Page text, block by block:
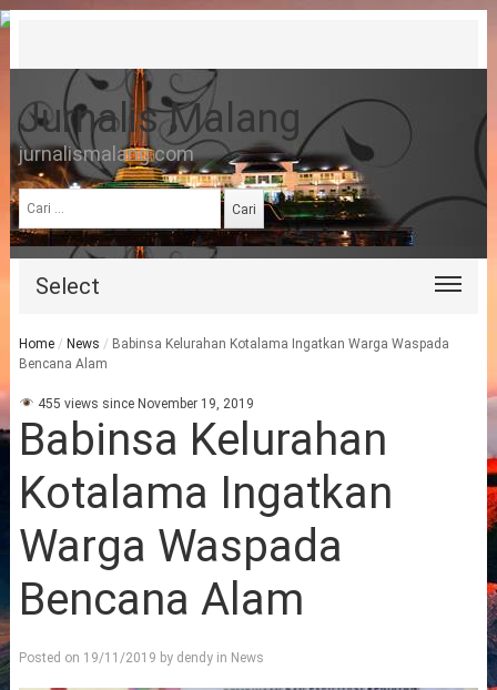
Jurnalis Malang
jurnalismalang.com
Cari
untuk:
Select
Home / News / Babinsa Kelurahan Kotalama Ingatkan Warga Waspada
Bencana Alam
455 views since November 19, 2019
Babinsa Kelurahan
Kotalama Ingatkan
Warga Waspada
Bencana Alam
Posted on 19/11/2019 by dendyin News